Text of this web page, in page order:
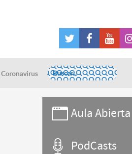
Coronavirus
Aula Abierta
PodCasts